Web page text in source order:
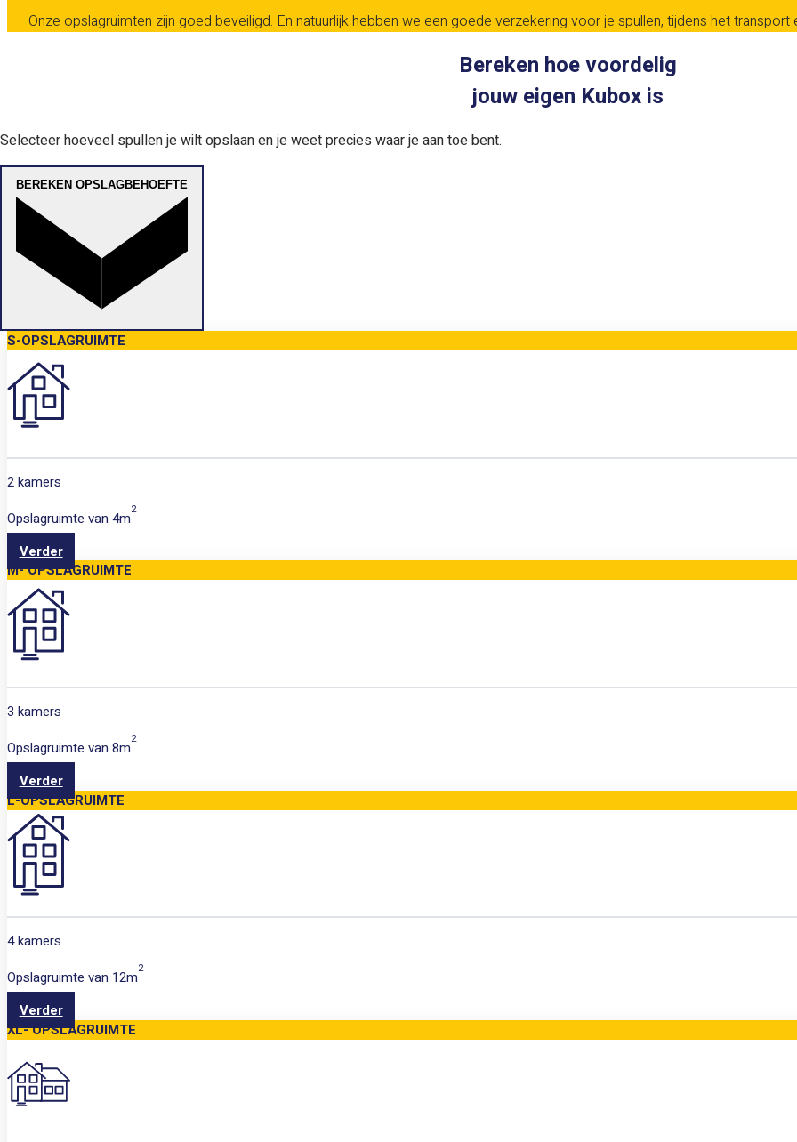
Onze opslagruimten zijn goed beveiligd. En natuurlijk hebben we een goede verzekering voor je spullen, tijdens het transport
Bereken hoe voordelig
jouw eigen Kubox is
Selecteer hoeveel spullen je wilt opslaan en je weet precies waar je aan toe bent.
BEREKEN OPSLAGBEHOEFTE
S-OPSLAGRUIMTE
2 kamers
Opslagruimte van 4m2
Verder
M- OPSLAGRUIMTE
3 kamers
Opslagruimte van 8m2
Verder
L-OPSLAGRUIMTE
4 kamers
Opslagruimte van 12m2
Verder
XL- OPSLAGRUIMTE